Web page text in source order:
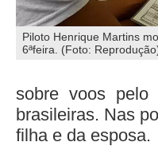
Piloto Henrique Martins
6ªfeira. (Foto:
sobre voos
brasileiras. Nas
filha e da esposa.